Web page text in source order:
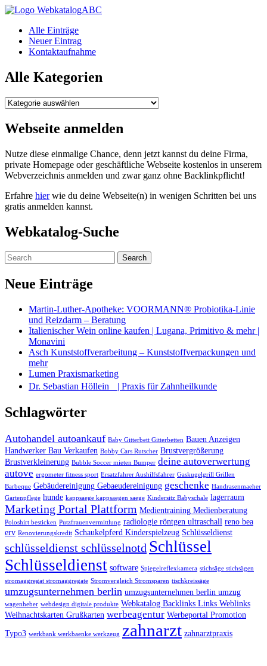
WebkatalogABC
Alle Einträge
Neuer Eintrag
Kontaktaufnahme
Alle Kategorien
Alle
Webseite anmelden
Nutze diese einmalige Chance, denn jetzt kannst du deine Firma,
private Homepage oder geschäftliche Webseite kostenlos in unserem
Webverzeichnis anmelden und zwar ganz ohne Backlinkpflicht!
Erfahre hierwie du deine Webseite(n) in wenigen Schritten bei uns
gratis anmelden kannst.
Webkatalog-Suche
Neue Einträge
Martin-Luther-Apotheke: VOORMANN® Probiotika-Linie
und Reizdarm – Beratung
Italienischer Wein online kaufen | Lugana, Primitivo & mehr |
Monavini
Asch Kunststoffverarbeitung – Kunststoffverpackungen und
mehr
Lumen Praxismarketing
Dr. Sebastian Höllein | Praxis für Zahnheilkunde
Schlagwörter
Autohandel autoankauf Baby Gitterbett Gitterbetten Bauen Anzeigen
Handwerker Bau Verkaufen Bobby Cars Rutscher Brustvergrößerung
Brustverkleinerung Bubble Soccer mieten Bumper deine autoverwertung
autove ergometer fitness sport Ersatzfahrer Aushilfsfahrer Gaskugelgrill Grillen
Barbeque Gebäudereinigung Gebaeudereinigung geschenke Handrasenmaeher
Gartenpflege hunde kappsaege kappsaegen saege Kindersitz Babyschale lagerraum
Marketing Portal Plattform Medientraining Medienberatung
Poloshirt besticken Putzfrauenvermittlung radiologie röntgen ultraschall reno bea
erv Renovierungskredit Schaukelpferd Kinderspielzeug Schlüsseldienst
schlüsseldienst schlüsselnotd Schlüssel
Schlüsseldienst software Spiegelreflexkamera stichsäge stichsägen
stromaggregat stromaggregate Stromvergleich Stromsparen tischkreissäge
umzugsunternehmen berlin umzugsunternehmen berlin umzug
wagenheber webdesign digitale produkte Webkatalog Backlinks Links Weblinks
Weihnachtskarten Grußkarten werbeagentur Werbeportal Promotion
Typo3 werkbank werkbaenke werkzeug zahnarzt zahnarztpraxis